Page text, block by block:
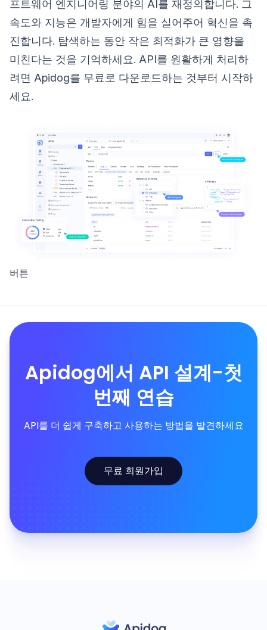
프트웨어 엔지니어링 분야의 AI를 재정의합니다. 그
속도와 지능은 개발자에게 힘을 실어주어 혁신을 촉
진합니다. 탐색하는 동안 작은 최적화가 큰 영향을
미친다는 것을 기억하세요. API를 원활하게 처리하
려면 Apidog를 무료로 다운로드하는 것부터 시작하
세요.
버튼
Apidog에서 API 설계-첫
번째 연습
API를 더 쉽게 구축하고 사용하는 방법을 발견하세요
무료 회원가입